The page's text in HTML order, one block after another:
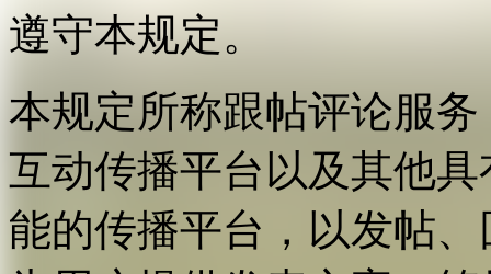
遵守本规定。
本规定所称跟帖评论服
互动传播平台以及其他
能的传播平台，以发帖